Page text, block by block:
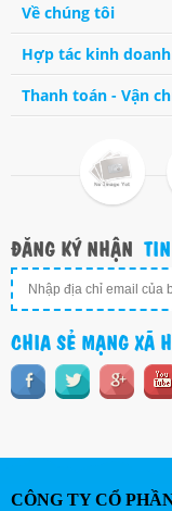
Về chúng tôi
Hợp tác kinh doanh
Thanh toán - Vận
ĐĂNG KÝ NHẬN
CHIA SẺ MẠNG XÃ
CÔNG TY CỔ